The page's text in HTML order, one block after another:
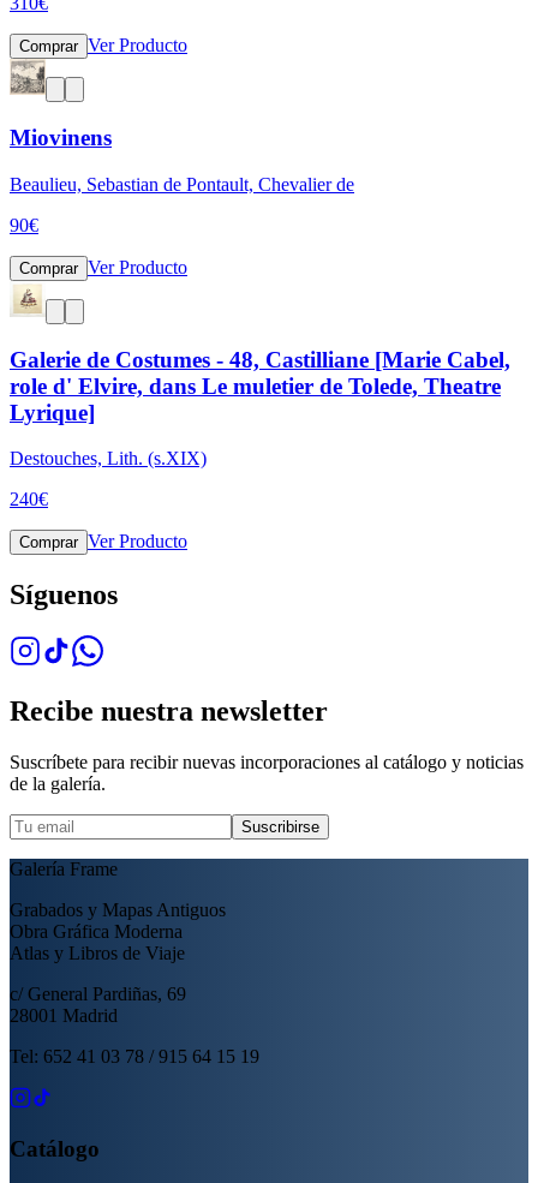
Comprar Ver Producto
Miovinens
Beaulieu, Sebastian de Pontault, Chevalier de
90€
Comprar Ver Producto
Galerie de Costumes - 48, Castilliane [Marie Cabel,
role d' Elvire, dans Le muletier de Tolede, Theatre
Lyrique]
Destouches, Lith. (s.XIX)
240€
Comprar Ver Producto
Síguenos
Recibe nuestra newsletter
Suscríbete para recibir nuevas incorporaciones al catálogo y noticias
de la galería.
Suscribirse
Galería Frame
Grabados y Mapas Antiguos
Obra Gráfica Moderna
Atlas y Libros de Viaje
c/ General Pardiñas, 69
28001 Madrid
Tel: 652 41 03 78 / 915 64 15 19
Catálogo